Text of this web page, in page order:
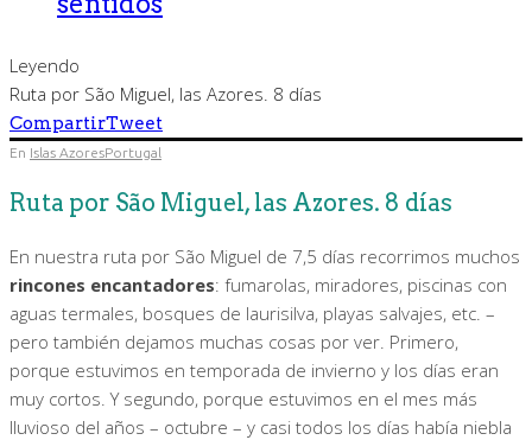
Leyendo
Ruta por São Miguel, las Azores. 8 días
CompartirTweet
En Islas AzoresPortugal
Ruta por São Miguel, las Azores. 8 días
En nuestra ruta por São Miguel de 7,5 días recorrimos muchos
rincones encantadores: fumarolas, miradores, piscinas con
aguas termales, bosques de laurisilva, playas salvajes, etc. –
pero también dejamos muchas cosas por ver. Primero,
porque estuvimos en temporada de invierno y los días eran
muy cortos. Y segundo, porque estuvimos en el mes más
lluvioso del años – octubre – y casi todos los días había niebla